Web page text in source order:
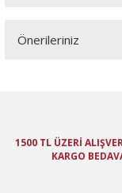
Önerileriniz
Ürün resmi
1500 TL ÜZERİ
KARGO